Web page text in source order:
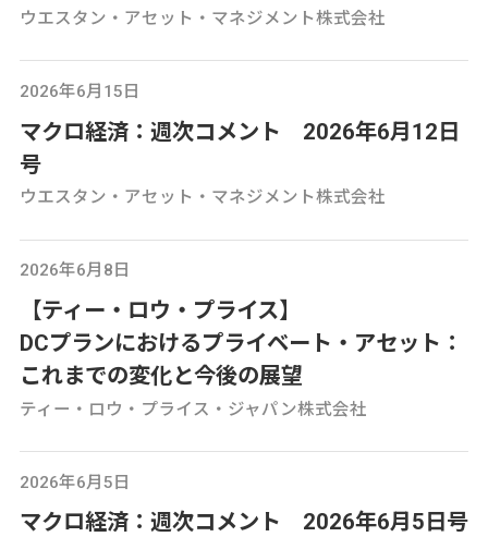
ウエスタン・アセット・マネジメント株式会社
2026年6月15日
マクロ経済：週次コメント 2026年6月12日
号
ウエスタン・アセット・マネジメント株式会社
2026年6月8日
【ティー・ロウ・プライス】
DCプランにおけるプライベート・アセット：
これまでの変化と今後の展望
ティー・ロウ・プライス・ジャパン株式会社
2026年6月5日
マクロ経済：週次コメント 2026年6月5日号